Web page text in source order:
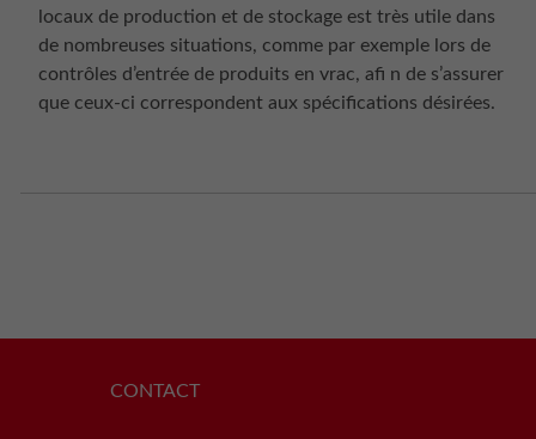
locaux de production et de stockage est très utile dans
de nombreuses situations, comme par exemple lors de
contrôles d’entrée de produits en vrac, afi n de s’assurer
que ceux-ci correspondent aux spécifications désirées.
CONTACT